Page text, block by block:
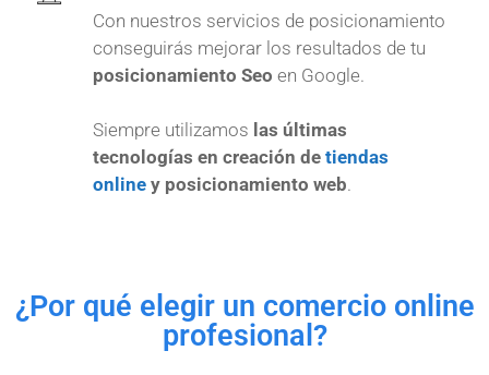
Con nuestros servicios de posicionamiento
conseguirás mejorar los resultados de tu
posicionamiento Seo en Google.
Siempre utilizamos las últimas
tecnologías en creación de tiendas
online y posicionamiento web.
¿Por qué elegir un comercio online
profesional?